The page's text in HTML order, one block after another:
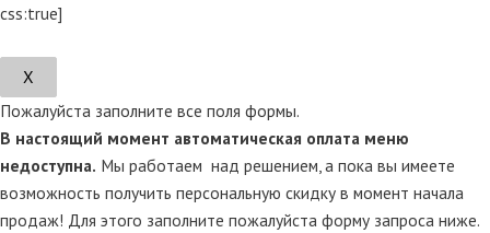
css:true]
Х
Пожалуйста заполните все поля формы.
В настоящий момент автоматическая оплата меню
недоступна. Мы работаем над решением, а пока вы имеете
возможность получить персональную скидку в момент начала
продаж! Для этого заполните пожалуйста форму запроса ниже.